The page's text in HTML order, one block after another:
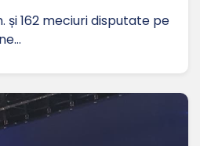
și 162 meciuri disputate pe